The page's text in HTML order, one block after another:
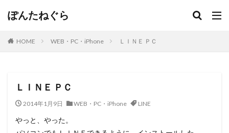
ぽんたねぐら
HOME WEB・PC・iPhone ＬＩＮＥ ＰＣ
ＬＩＮＥ ＰＣ
2014年1月9日 WEB・PC・iPhone LINE
やっと、やった。